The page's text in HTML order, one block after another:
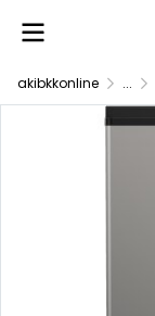
akibkkonline ...